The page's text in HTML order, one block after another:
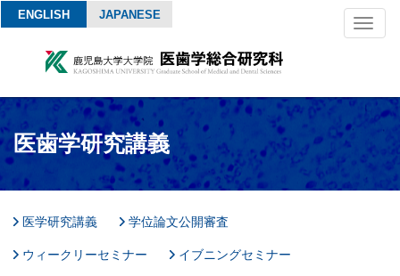
ENGLISH JAPANESE
医歯学研究講義
医学研究講義 学位論文公開審査
ウィークリーセミナー イブニングセミナー